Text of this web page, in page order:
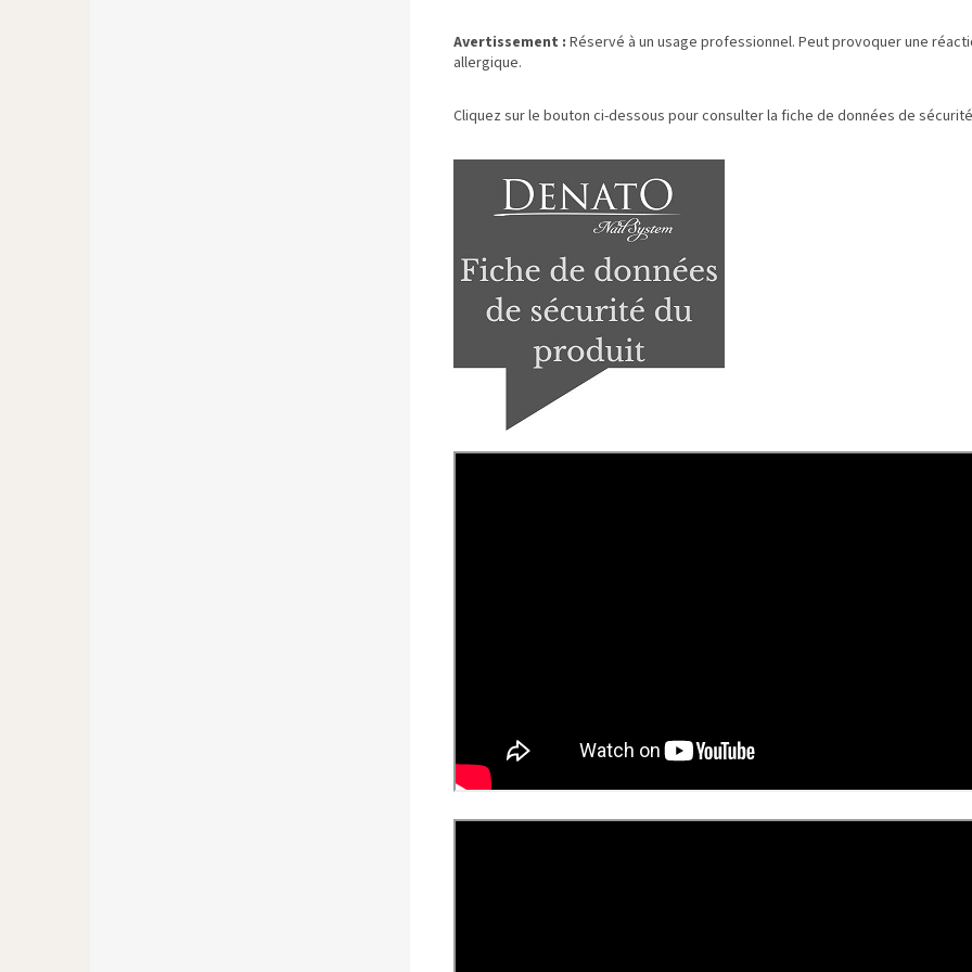
Avertissement : Réservé à un usage professionnel. Peut provoquer une
allergique.
Cliquez sur le bouton ci-dessous pour consulter la fiche de données de